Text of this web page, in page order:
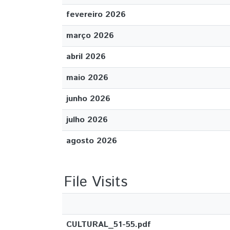
fevereiro 2026
março 2026
abril 2026
maio 2026
junho 2026
julho 2026
agosto 2026
File Visits
CULTURAL_51-55.pdf